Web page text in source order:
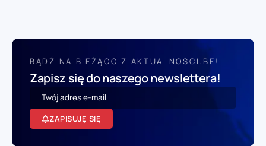
BĄDŹ NA BIEŻĄCO Z AKTUALNOSCI.BE!
Zapisz się do naszego newslettera!
ZAPISUJĘ SIĘ